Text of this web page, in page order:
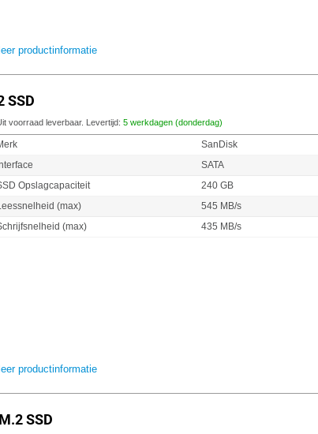
productinformatie
SSD
voorraad leverbaar. Levertijd: 5 werkdagen (donderdag)
SanDisk
SATA
Opslagcapaciteit
240 GB
(max)
545 MB/s
(max)
435 MB/s
productinformatie
SSD